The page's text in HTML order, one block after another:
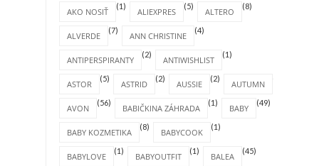
AKO NOSIŤ
(1)
ALIEXPRES
(5)
ALTERO
(8)
ALVERDE
(7)
ANN CHRISTINE
(4)
ANTIPERSPIRANTY
(2)
ANTIWISHLIST
(1)
ASTOR
(5)
ASTRID
(2)
AUSSIE
(2)
AUTUMN
AVON
(56)
BABIČKINA ZÁHRADA
(1)
BABY
(49)
BABY KOZMETIKA
(8)
BABYCOOK
(1)
BABYLOVE
(1)
BABYOUTFIT
(1)
BALEA
(45)